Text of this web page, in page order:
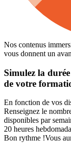
Nos contenus
vous donnent un
Simulez la durée
de votre
En fonction de vos
Renseignez le
disponibles par
20 heures
Bon rythme !Vous